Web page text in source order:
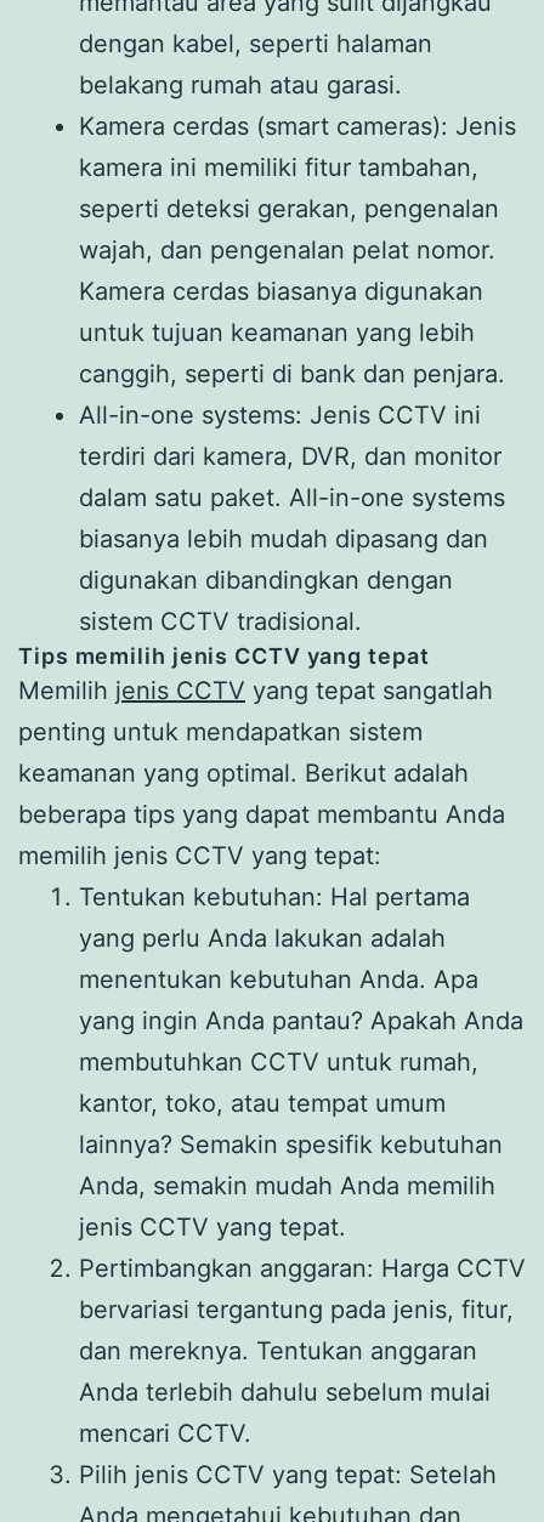
dengan kabel, seperti halaman
belakang rumah atau garasi.
Kamera cerdas (smart cameras): Jenis
kamera ini memiliki fitur tambahan,
seperti deteksi gerakan, pengenalan
wajah, dan pengenalan pelat nomor.
Kamera cerdas biasanya digunakan
untuk tujuan keamanan yang lebih
canggih, seperti di bank dan penjara.
All-in-one systems: Jenis CCTV ini
terdiri dari kamera, DVR, dan monitor
dalam satu paket. All-in-one systems
biasanya lebih mudah dipasang dan
digunakan dibandingkan dengan
sistem CCTV tradisional.
Tips memilih jenis CCTV yang tepat
Memilih jenis CCTV yang tepat sangatlah
penting untuk mendapatkan sistem
keamanan yang optimal. Berikut adalah
beberapa tips yang dapat membantu Anda
memilih jenis CCTV yang tepat:
Tentukan kebutuhan: Hal pertama
yang perlu Anda lakukan adalah
menentukan kebutuhan Anda. Apa
yang ingin Anda pantau? Apakah Anda
membutuhkan CCTV untuk rumah,
kantor, toko, atau tempat umum
lainnya? Semakin spesifik kebutuhan
Anda, semakin mudah Anda memilih
jenis CCTV yang tepat.
Pertimbangkan anggaran: Harga CCTV
bervariasi tergantung pada jenis, fitur,
dan mereknya. Tentukan anggaran
Anda terlebih dahulu sebelum mulai
mencari CCTV.
Pilih jenis CCTV yang tepat: Setelah
Anda mengetahui kebutuhan dan